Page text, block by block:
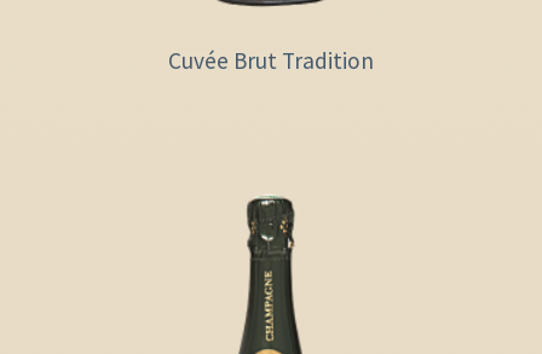
Cuvée Brut Tradition